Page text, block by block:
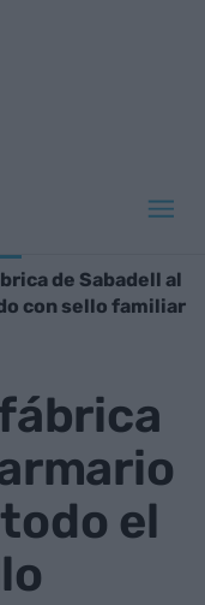
de Sabadell al
con sello familiar
el